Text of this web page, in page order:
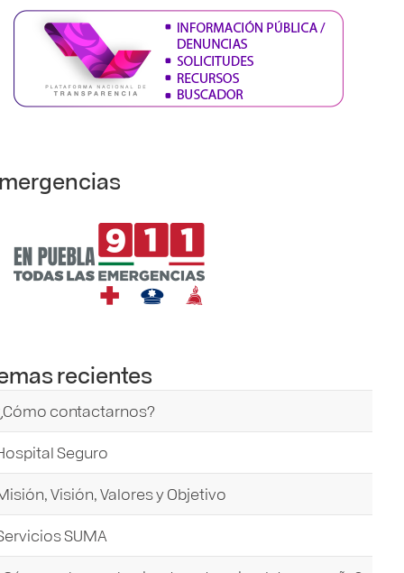
recientes
contactarnos?
Seguro
Visión, Valores y Objetivo
SUMA